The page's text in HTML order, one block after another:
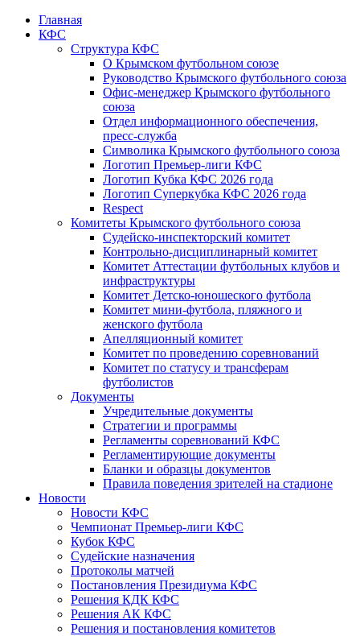
Главная
КФС
Структура КФС
О Крымском футбольном союзе
Руководство Крымского футбольного союза
Офис-менеджер Крымского футбольного
союза
Отдел информационного обеспечения,
пресс-служба
Символика Крымского футбольного союза
Логотип Премьер-лиги КФС
Логотип Кубка КФС 2026 года
Логотип Суперкубка КФС 2026 года
Respect
Комитеты Крымского футбольного союза
Судейско-инспекторский комитет
Контрольно-дисциплинарный комитет
Комитет Аттестации футбольных клубов и
инфраструктуры
Комитет Детско-юношеского футбола
Комитет мини-футбола, пляжного и
женского футбола
Апелляционный комитет
Комитет по проведению соревнований
Комитет по статусу и трансферам
футболистов
Документы
Учредительные документы
Стратегии и программы
Регламенты соревнований КФС
Регламентирующие документы
Бланки и образцы документов
Правила поведения зрителей на стадионе
Новости
Новости КФС
Чемпионат Премьер-лиги КФС
Кубок КФС
Судейские назначения
Протоколы матчей
Постановления Президиума КФС
Решения КДК КФС
Решения АК КФС
Решения и постановления комитетов